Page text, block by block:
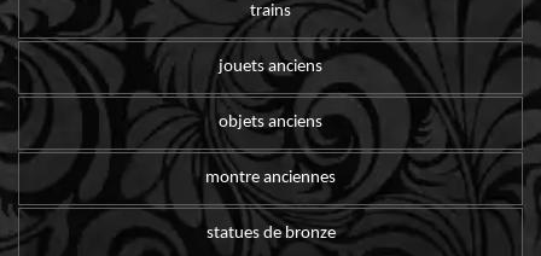
trains
jouets anciens
objets anciens
montre anciennes
statues de bronze